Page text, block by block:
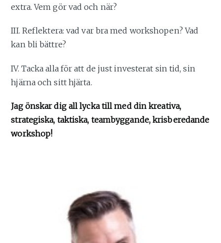
extra. Vem gör vad och när?
III. Reflektera: vad var bra med workshopen? Vad
kan bli bättre?
IV. Tacka alla för att de just investerat sin tid, sin
hjärna och sitt hjärta.
Jag önskar dig all lycka till med din kreativa,
strategiska, taktiska, teambyggande, krisberedande
workshop!